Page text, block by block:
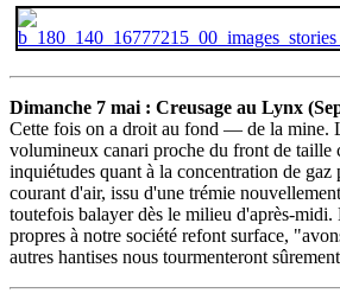
Dimanche 7 mai : Creusage au Lynx
Cette fois on a droit au fond — de la mine.
volumineux canari proche du front de taille
inquiétudes quant à la concentration de gaz
courant d'air, issu d'une trémie
toutefois balayer dès le milieu d'après-midi.
propres à notre société refont surface,
autres hantises nous tourmenteront